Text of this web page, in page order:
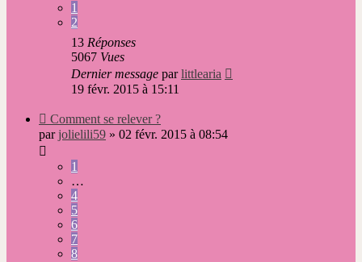
1
2
13 Réponses
5067 Vues
Dernier message parlittlearia
19 févr. 2015 à 15:11
Nouveau
message
Comment se relever ?
parjolielili59 » 02 févr. 2015 à 08:54
1
…
4
5
6
7
8